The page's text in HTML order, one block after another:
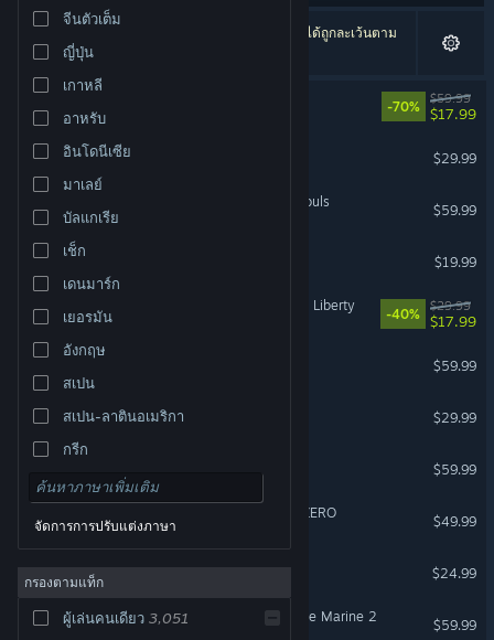
เปลี่ยนภาษา
รับแอป Steam แบบพกพา
ชมเว็บไซต์สำหรับเดสก์ท็อป
จีนตัวเต็ม
ญี่ปุ่น
เกาหลี
อาหรับ
อินโดนีเซีย
มาเลย์
บัลแกเรีย
เช็ก
เดนมาร์ก
เยอรมัน
อังกฤษ
สเปน
สเปน-ลาตินอเมริกา
กรีก
จัดการการปรับแต่งภาษา
กรองตามแท็ก
ผู้เล่นคนเดียว 3,051
5,120 ผลลัพธ์ตรงกับที่คุณค้นหา 65,541 ผลิตภัณฑ์ได้ถูกละเว้นตาม
การปรับแต่งของคุณ
-70%
$59.99
$17.99
$29.99
MARVEL Tōkon: Fighting Souls
$59.99
$19.99
Cyberpunk 2077: Phantom Liberty
-40%
$29.99
$17.99
$59.99
DragonSword : Awakening
$29.99
$59.99
DRAGON BALL: Sparking! ZERO
$49.99
Slay the Spire 2
$24.99
Warhammer 40,000: Space Marine 2
$59.99